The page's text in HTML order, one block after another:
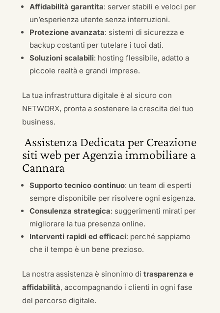
Affidabilità garantita: server stabili e veloci per
un’esperienza utente senza interruzioni.
Protezione avanzata: sistemi di sicurezza e
backup costanti per tutelare i tuoi dati.
Soluzioni scalabili: hosting flessibile, adatto a
piccole realtà e grandi imprese.
La tua infrastruttura digitale è al sicuro con
NETWORX, pronta a sostenere la crescita del tuo
business.
Assistenza Dedicata per Creazione
siti web per Agenzia immobiliare a
Cannara
Supporto tecnico continuo: un team di esperti
sempre disponibile per risolvere ogni esigenza.
Consulenza strategica: suggerimenti mirati per
migliorare la tua presenza online.
Interventi rapidi ed efficaci: perché sappiamo
che il tempo è un bene prezioso.
La nostra assistenza è sinonimo di trasparenza e
affidabilità, accompagnando i clienti in ogni fase
del percorso digitale.